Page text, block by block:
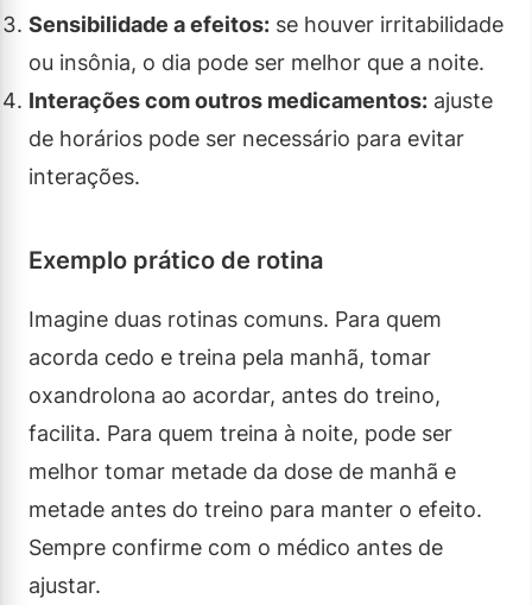
Sensibilidade a efeitos: se houver irritabilidade
ou insônia, o dia pode ser melhor que a noite.
Interações com outros medicamentos: ajuste
de horários pode ser necessário para evitar
interações.
Exemplo prático de rotina
Imagine duas rotinas comuns. Para quem
acorda cedo e treina pela manhã, tomar
oxandrolona ao acordar, antes do treino,
facilita. Para quem treina à noite, pode ser
melhor tomar metade da dose de manhã e
metade antes do treino para manter o efeito.
Sempre confirme com o médico antes de
ajustar.